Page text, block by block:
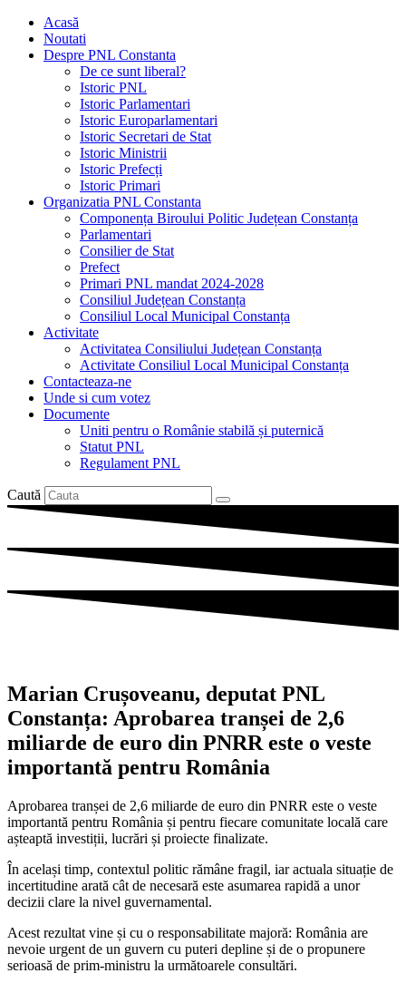
Acasă
Noutati
Despre PNL Constanta
De ce sunt liberal?
Istoric PNL
Istoric Parlamentari
Istoric Europarlamentari
Istoric Secretari de Stat
Istoric Ministrii
Istoric Prefecți
Istoric Primari
Organizatia PNL Constanta
Componența Biroului Politic Județean Constanța
Parlamentari
Consilier de Stat
Prefect
Primari PNL mandat 2024-2028
Consiliul Județean Constanța
Consiliul Local Municipal Constanța
Activitate
Activitatea Consiliului Județean Constanța
Activitate Consiliul Local Municipal Constanța
Contacteaza-ne
Unde si cum votez
Documente
Uniti pentru o Românie stabilă și puternică
Statut PNL
Regulament PNL
Caută
Marian Crușoveanu, deputat PNL
Constanța: Aprobarea tranșei de 2,6
miliarde de euro din PNRR este o veste
importantă pentru România
Aprobarea tranșei de 2,6 miliarde de euro din PNRR este o veste
importantă pentru România și pentru fiecare comunitate locală care
așteaptă investiții, lucrări și proiecte finalizate.
În același timp, contextul politic rămâne fragil, iar actuala situație de
incertitudine arată cât de necesară este asumarea rapidă a unor
decizii clare la nivel guvernamental.
Acest rezultat vine și cu o responsabilitate majoră: România are
nevoie urgent de un guvern cu puteri depline și de o propunere
serioasă de prim-ministru la următoarele consultări.